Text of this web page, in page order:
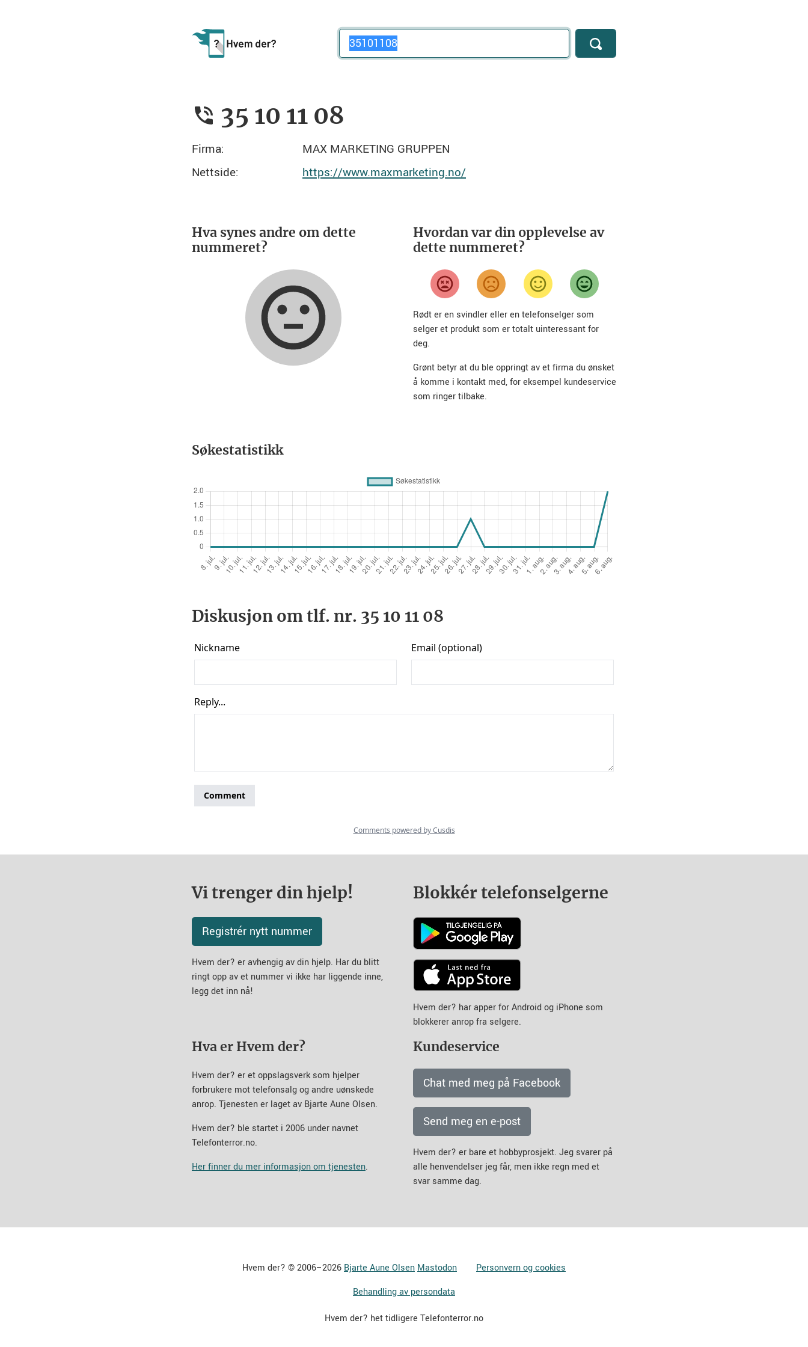
Telefonnummer
35 10 11 08
Firma:
MAX MARKETING GRUPPEN
Nettside:
https://www.maxmarketing.no/
Hva synes andre om dette
nummeret?
Hvordan var din opplevelse av
dette nummeret?
Rødt er en svindler eller en telefonselger som
selger et produkt som er totalt uinteressant for
deg.
Grønt betyr at du ble oppringt av et firma du ønsket
å komme i kontakt med, for eksempel kundeservice
som ringer tilbake.
Søkestatistikk
Diskusjon om tlf. nr. 35 10 11 08
Vi trenger din hjelp!
Registrér nytt nummer
Hvem der? er avhengig av din hjelp. Har du blitt
ringt opp av et nummer vi ikke har liggende inne,
legg det inn nå!
Blokkér telefonselgerne
Hvem der? har apper for Android og iPhone som
blokkerer anrop fra selgere.
Hva er Hvem der?
Hvem der? er et oppslagsverk som hjelper
forbrukere mot telefonsalg og andre uønskede
anrop. Tjenesten er laget av Bjarte Aune Olsen.
Hvem der? ble startet i 2006 under navnet
Telefonterror.no.
Her finner du mer informasjon om tjenesten.
Kundeservice
Chat med meg på Facebook
Send meg en e-post
Hvem der? er bare et hobbyprosjekt. Jeg svarer på
alle henvendelser jeg får, men ikke regn med et
svar samme dag.
Hvem der? © 2006–2026 Bjarte Aune Olsen Mastodon
Personvern og cookies
Behandling av persondata
Hvem der? het tidligere Telefonterror.no